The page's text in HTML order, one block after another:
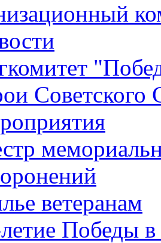
Советского
ветеранам
Победы